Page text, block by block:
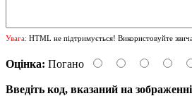
Увага: HTML не підтримується! Використовуйте
Оцінка: Погано
Введіть код, вказаний на